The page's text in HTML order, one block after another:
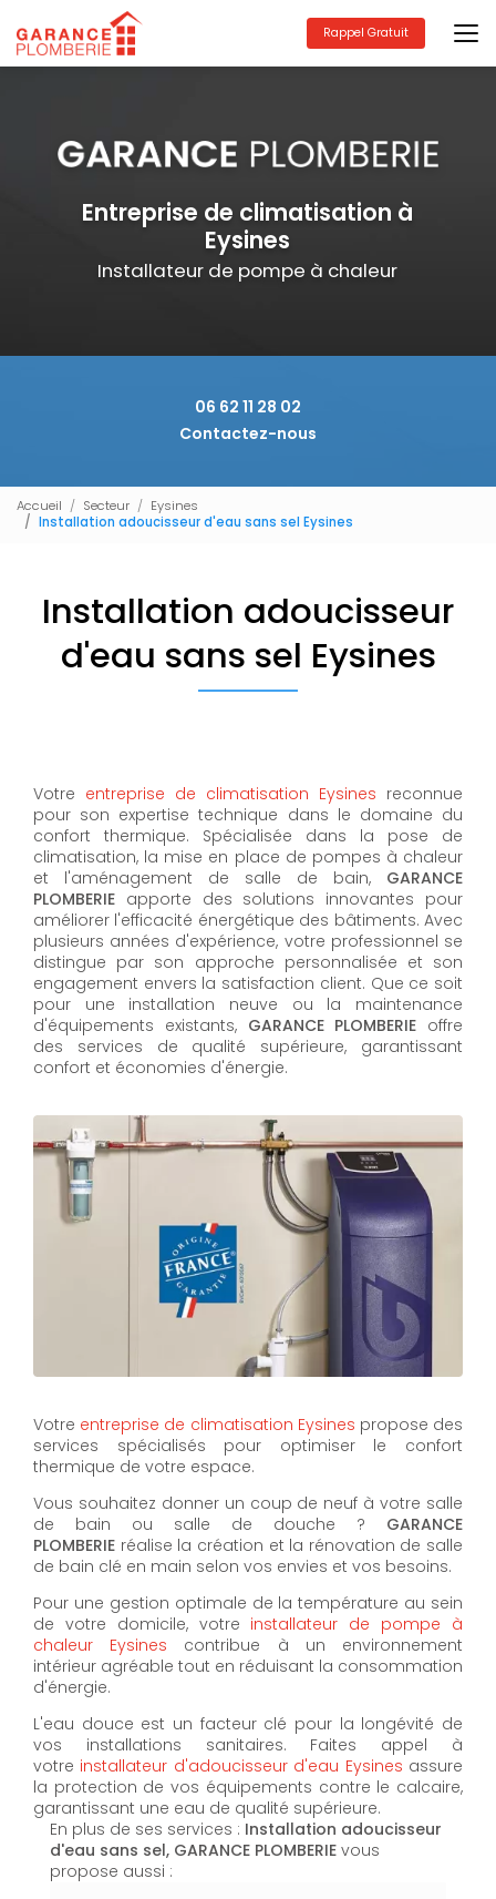
au
contenu
principal
Rappel Gratuit
Entreprise de climatisation à
Eysines
Installateur de pompe à chaleur
06 62 11 28 02
Contactez-nous
Accueil Secteur
Eysines
Installation adoucisseur d'eau sans sel Eysines
Installation adoucisseur
d'eau sans sel Eysines
Votre entreprise de climatisation Eysines reconnue
pour son expertise technique dans le domaine du
confort thermique. Spécialisée dans la pose de
climatisation, la mise en place de pompes à chaleur
et l'aménagement de salle de bain, GARANCE
PLOMBERIE apporte des solutions innovantes pour
améliorer l'efficacité énergétique des bâtiments. Avec
plusieurs années d'expérience, votre professionnel se
distingue par son approche personnalisée et son
engagement envers la satisfaction client. Que ce soit
pour une installation neuve ou la maintenance
d'équipements existants, GARANCE PLOMBERIE offre
des services de qualité supérieure, garantissant
confort et économies d'énergie.
Votre entreprise de climatisation Eysines propose des
services spécialisés pour optimiser le confort
thermique de votre espace.
Vous souhaitez donner un coup de neuf à votre salle
de bain ou salle de douche ? GARANCE
PLOMBERIE réalise la création et la rénovation de salle
de bain clé en main selon vos envies et vos besoins.
Pour une gestion optimale de la température au sein
de votre domicile, votre installateur de pompe à
chaleur Eysines contribue à un environnement
intérieur agréable tout en réduisant la consommation
d'énergie.
L'eau douce est un facteur clé pour la longévité de
vos installations sanitaires. Faites appel à
votre installateur d'adoucisseur d'eau Eysines assure
la protection de vos équipements contre le calcaire,
garantissant une eau de qualité supérieure.
En plus de ses services : Installation adoucisseur
d'eau sans sel, GARANCE PLOMBERIE vous
propose aussi :